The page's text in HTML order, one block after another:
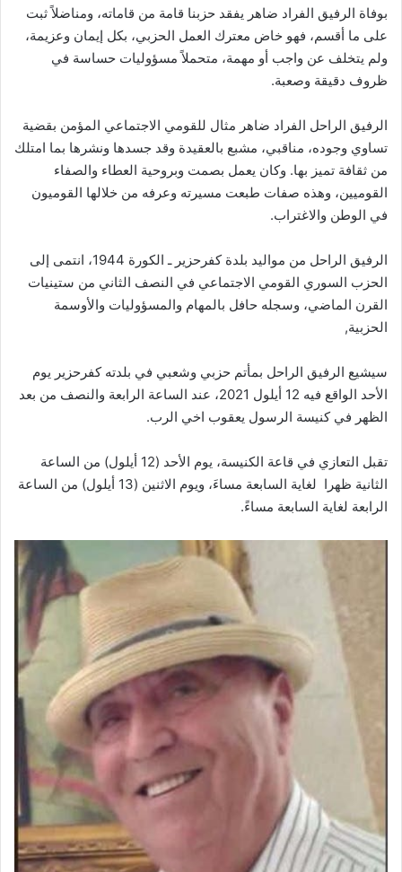
بوفاة الرفيق الفراد ضاهر يفقد حزبنا قامة من قاماته، ومناضلاً ثبت
على ما أقسم، فهو خاض معترك العمل الحزبي، بكل إيمان وعزيمة،
ولم يتخلف عن واجب أو مهمة، متحملاً مسؤوليات حساسة في
ظروف دقيقة وصعبة.
الرفيق الراحل الفراد ضاهر مثال للقومي الاجتماعي المؤمن بقضية
تساوي وجوده، مناقبي، مشبع بالعقيدة وقد جسدها ونشرها بما امتلك
من ثقافة تميز بها. وكان يعمل بصمت وبروحية العطاء والصفاء
القوميين، وهذه صفات طبعت مسيرته وعرفه من خلالها القوميون
في الوطن والاغتراب.
الرفيق الراحل من مواليد بلدة كفرحزير ـ الكورة 1944، انتمى إلى
الحزب السوري القومي الاجتماعي في النصف الثاني من ستينيات
القرن الماضي، وسجله حافل بالمهام والمسؤوليات والأوسمة
الحزبية,
سيشيع الرفيق الراحل بمأتم حزبي وشعبي في بلدته كفرحزير يوم
الأحد الواقع فيه 12 أيلول 2021، عند الساعة الرابعة والنصف من بعد
الظهر في كنيسة الرسول يعقوب اخي الرب.
تقبل التعازي في قاعة الكنيسة، يوم الأحد (12 أيلول) من الساعة
الثانية ظهرا لغاية السابعة مساءَ، ويوم الاثنين (13 أيلول) من الساعة
الرابعة لغاية السابعة مساءً.